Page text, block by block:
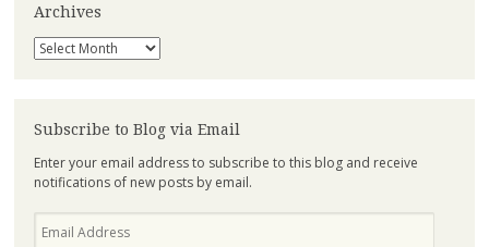
Archives
Archives
Subscribe to Blog via Email
Enter your email address to subscribe to this blog and receive
notifications of new posts by email.
Address